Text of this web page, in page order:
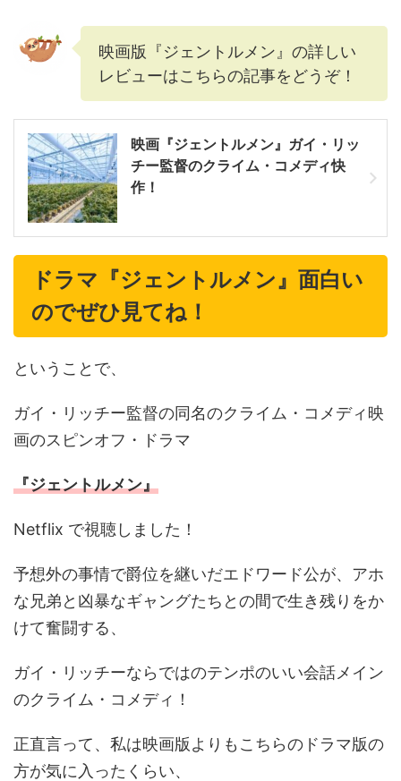
映画版『ジェントルメン』の詳しい
レビューはこちらの記事をどうぞ！
映画『ジェントルメン』ガイ・リッ
チー監督のクライム・コメディ快
作！
ドラマ『ジェントルメン』面白い
のでぜひ見てね！
ということで、
ガイ・リッチー監督の同名のクライム・コメディ映
画のスピンオフ・ドラマ
『ジェントルメン』
Netflix で視聴しました！
予想外の事情で爵位を継いだエドワード公が、アホ
な兄弟と凶暴なギャングたちとの間で生き残りをか
けて奮闘する、
ガイ・リッチーならではのテンポのいい会話メイン
のクライム・コメディ！
正直言って、私は映画版よりもこちらのドラマ版の
方が気に入ったくらい、